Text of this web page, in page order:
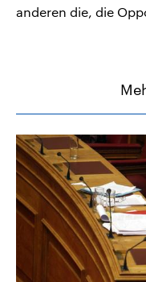
anderen die, die